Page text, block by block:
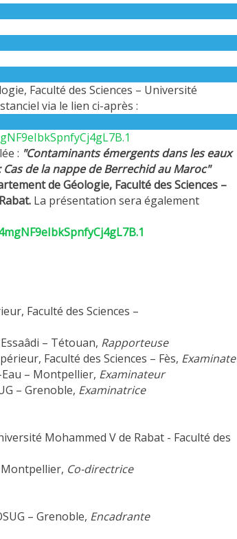
Faculté des Sciences – Université
via le lien ci-après :
: "Contaminants émergents dans les eaux
de la nappe de Berrechid au Maroc"
de Géologie, Faculté des Sciences –
La présentation sera également
Faculté des Sciences –
– Tétouan, Rapporteuse
Faculté des Sciences – Fès,
Eau – Montpellier, Examinateur
– Grenoble, Examinatrice
Mohammed V de Rabat - Faculté des
Montpellier, Co-directrice
– Grenoble, Encadrante